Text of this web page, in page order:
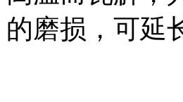
的磨损，可延